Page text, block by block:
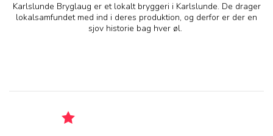
Karlslunde Bryglaug er et lokalt bryggeri i Karlslunde. De drager
lokalsamfundet med ind i deres produktion, og derfor er der en
sjov historie bag hver øl.